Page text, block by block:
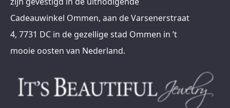
Cadeauwinkel Ommen, aan de Varsenerstraat
4, 7731 DC in de gezellige stad Ommen in ’t
mooie oosten van Nederland.